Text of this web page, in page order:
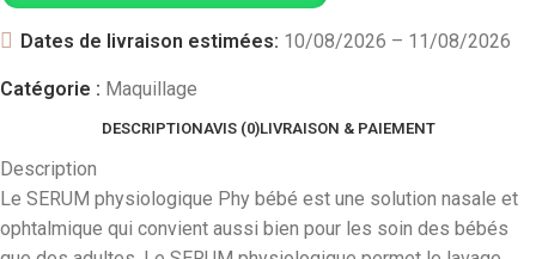
Dates de livraison estimées: 10/08/2026 – 11/08/2026
Catégorie : Maquillage
DESCRIPTIONAVIS (0)LIVRAISON & PAIEMENT
Description
Le SERUM physiologique Phy bébé est une solution nasale et
ophtalmique qui convient aussi bien pour les soin des bébés